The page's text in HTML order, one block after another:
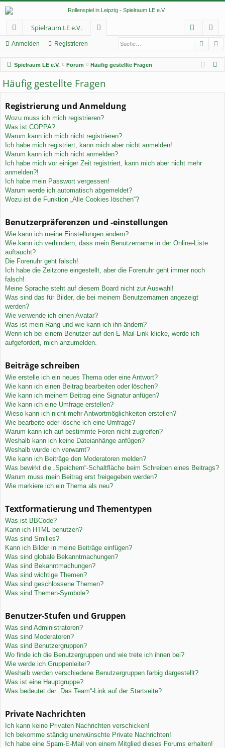
ch
ne
llz
ug
rif
f
Spielraum LE e.V.
en
m
el
de
ist
rie
re
Anmelden Registrieren
Spielraum LE e.V. Forum Häufig gestellte Fragen
Häufig gestellte Fragen
Registrierung und Anmeldung
Wozu muss ich mich registrieren?
Was ist COPPA?
Warum kann ich mich nicht registrieren?
Ich habe mich registriert, kann mich aber nicht anmelden!
Warum kann ich mich nicht anmelden?
Ich habe mich vor einiger Zeit registriert, kann mich aber nicht mehr
anmelden?!
Ich habe mein Passwort vergessen!
Warum werde ich automatisch abgemeldet?
Wozu ist die Funktion „Alle Cookies löschen“?
Benutzerpräferenzen und -einstellungen
Wie kann ich meine Einstellungen ändern?
Wie kann ich verhindern, dass mein Benutzername in der Online-Liste
auftaucht?
Die Forenuhr geht falsch!
Ich habe die Zeitzone eingestellt, aber die Forenuhr geht immer noch
falsch!
Meine Sprache steht auf diesem Board nicht zur Auswahl!
Was sind das für Bilder, die bei meinem Benutzernamen angezeigt
werden?
Wie verwende ich einen Avatar?
Was ist mein Rang und wie kann ich ihn ändern?
Wenn ich bei einem Benutzer auf den E-Mail-Link klicke, werde ich
aufgefordert, mich anzumelden.
Beiträge schreiben
Wie erstelle ich ein neues Thema oder eine Antwort?
Wie kann ich einen Beitrag bearbeiten oder löschen?
Wie kann ich meinem Beitrag eine Signatur anfügen?
Wie kann ich eine Umfrage erstellen?
Wieso kann ich nicht mehr Antwortmöglichkeiten erstellen?
Wie bearbeite oder lösche ich eine Umfrage?
Warum kann ich auf bestimmte Foren nicht zugreifen?
Weshalb kann ich keine Dateianhänge anfügen?
Weshalb wurde ich verwarnt?
Wie kann ich Beiträge den Moderatoren melden?
Was bewirkt die „Speichern“-Schaltfläche beim Schreiben eines Beitrags?
Warum muss mein Beitrag erst freigegeben werden?
Wie markiere ich ein Thema als neu?
Textformatierung und Thementypen
Was ist BBCode?
Kann ich HTML benutzen?
Was sind Smilies?
Kann ich Bilder in meine Beiträge einfügen?
Was sind globale Bekanntmachungen?
Was sind Bekanntmachungen?
Was sind wichtige Themen?
Was sind geschlossene Themen?
Was sind Themen-Symbole?
Benutzer-Stufen und Gruppen
Was sind Administratoren?
Was sind Moderatoren?
Was sind Benutzergruppen?
Wo finde ich die Benutzergruppen und wie trete ich ihnen bei?
Wie werde ich Gruppenleiter?
Weshalb werden verschiedene Benutzergruppen farbig dargestellt?
Was ist eine Hauptgruppe?
Was bedeutet der „Das Team“-Link auf der Startseite?
Private Nachrichten
Ich kann keine Privaten Nachrichten verschicken!
Ich bekomme ständig unerwünschte Private Nachrichten!
Ich habe eine Spam-E-Mail von einem Mitglied dieses Forums erhalten!